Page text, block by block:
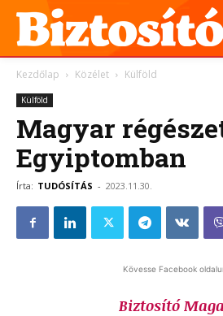
Kezdőlap Közélet Külföld
Külföld
Magyar
Egyiptomban
Írta: TUDÓSÍTÁS - 2023.11.30.
Kövesse Facebook
Biztosító